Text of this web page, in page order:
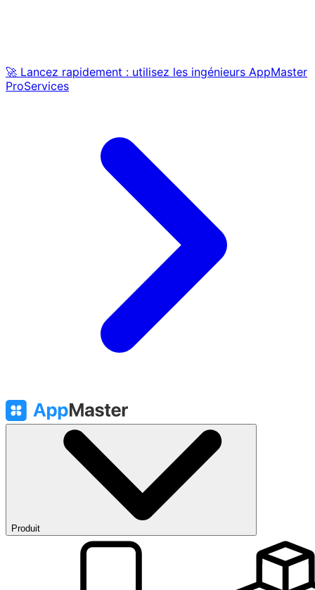
🚀 Lancez rapidement : utilisez les ingénieurs AppMaster
ProServices
Produit